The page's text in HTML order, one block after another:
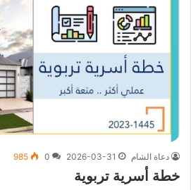
دعاة الشام 2026-03-31
0
985
خطة أسرية تربوية